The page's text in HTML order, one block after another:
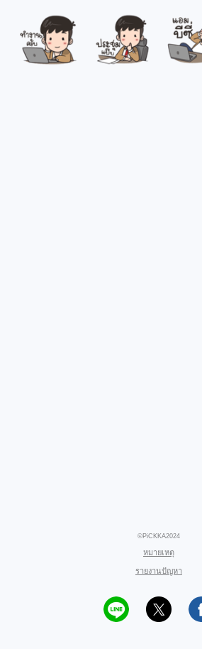
©PiCKKA2024
หมายเหตุ
รายงานปัญหา